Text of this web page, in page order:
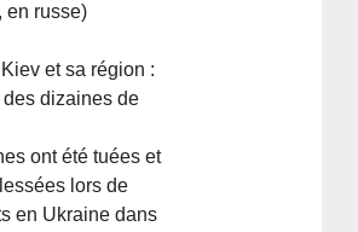
en russe)
et sa région :
dizaines de
ont été tuées et
lors de
en Ukraine dans